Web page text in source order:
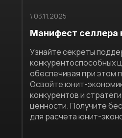
\ 03.11.2025
Манифест селлера
Узнайте секреты
конкурентоспособных
обеспечивая при этом
Освойте юнит-
конкурентов и
ценности. Получите
для расчета юнит-